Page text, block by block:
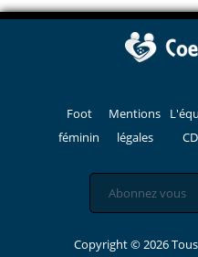
Foot
féminin
Mentions
légales
Copyright © 2026